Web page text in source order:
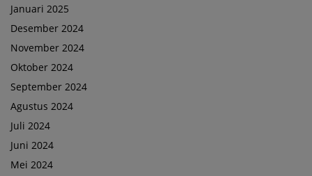
Januari 2025
Desember 2024
November 2024
Oktober 2024
September 2024
Agustus 2024
Juli 2024
Juni 2024
Mei 2024